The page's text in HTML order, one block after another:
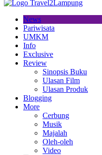
News
Pariwisata
UMKM
Info
Exclusive
Review
Sinopsis Buku
Ulasan Film
Ulasan Produk
Blogging
More
Cerbung
Musik
Majalah
Oleh-oleh
Video